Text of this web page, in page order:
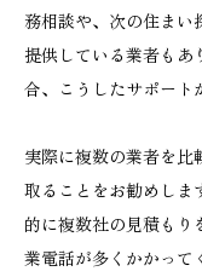
務相談や、次の住まい
提供している業者もあ
合、こうしたサポート
実際に複数の業者を比
取ることをお勧めしま
的に複数社の見積も
業電話が多くかかって